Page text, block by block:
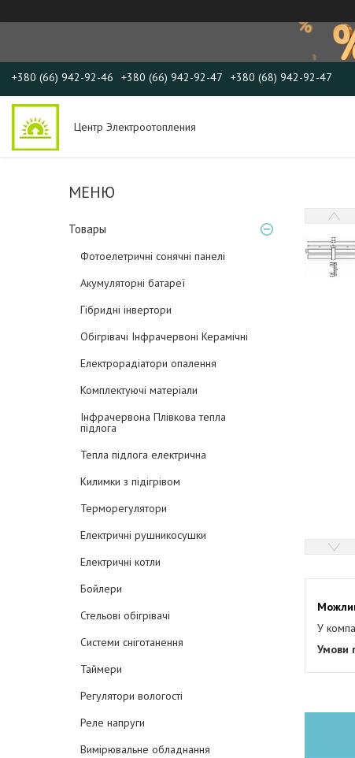
+380 (66) 942-92-46 +380 (66) 942-92-47 +380 (68) 942-92-47
Центр Электроотопления
Товары
Фотоелетричні cонячні панелі
Акумуляторні батареї
Гібридні інвертори
Обігрівачі Інфрачервоні Керамічні
Електрорадіатори опалення
Комплектуючі матеріали
Інфрачервона Плівкова тепла
підлога
Тепла підлога електрична
Килимки з підігрівом
Терморегулятори
Електричні рушникосушки
Електричні котли
Бойлери
Стельові обігрівачі
Системи сніготанення
Таймери
Регулятори вологості
Реле напруги
Вимірювальне обладнання
У